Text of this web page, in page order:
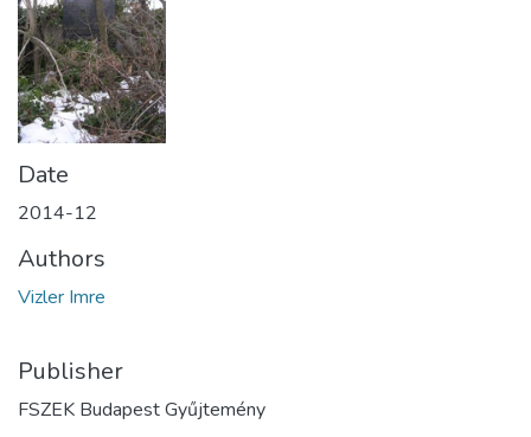
Date
2014-12
Authors
Vizler Imre
Publisher
FSZEK Budapest Gyűjtemény